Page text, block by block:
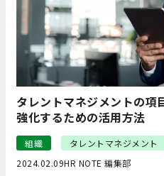
タレントマネジメントの項
強化するための活用方法
組織
タレントマネジメント
2024.02.09HR NOTE 編集部